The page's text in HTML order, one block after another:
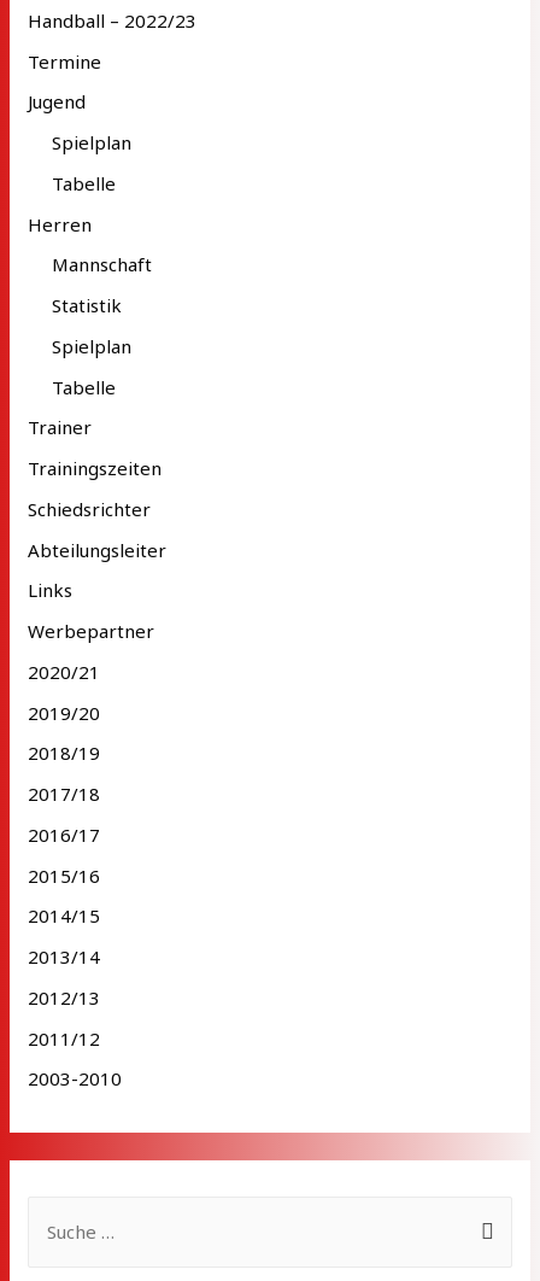
Handball – 2022/23
Termine
Jugend
Spielplan
Tabelle
Herren
Mannschaft
Statistik
Spielplan
Tabelle
Trainer
Trainingszeiten
Schiedsrichter
Abteilungsleiter
Links
Werbepartner
2020/21
2019/20
2018/19
2017/18
2016/17
2015/16
2014/15
2013/14
2012/13
2011/12
2003-2010